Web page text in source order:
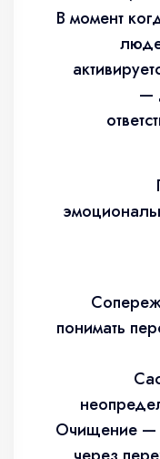
В момент
—
понимать
Очищение —